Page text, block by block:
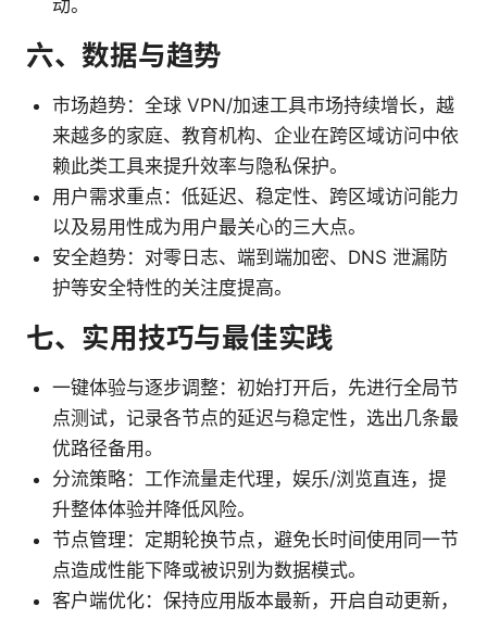
动。
六、数据与趋势
市场趋势：全球 VPN/加速工具市场持续增长，越
来越多的家庭、教育机构、企业在跨区域访问中依
赖此类工具来提升效率与隐私保护。
用户需求重点：低延迟、稳定性、跨区域访问能力
以及易用性成为用户最关心的三大点。
安全趋势：对零日志、端到端加密、DNS 泄漏防
护等安全特性的关注度提高。
七、实用技巧与最佳实践
一键体验与逐步调整：初始打开后，先进行全局节
点测试，记录各节点的延迟与稳定性，选出几条最
优路径备用。
分流策略：工作流量走代理，娱乐/浏览直连，提
升整体体验并降低风险。
节点管理：定期轮换节点，避免长时间使用同一节
点造成性能下降或被识别为数据模式。
客户端优化：保持应用版本最新，开启自动更新，